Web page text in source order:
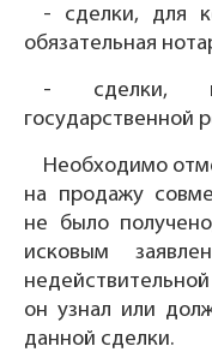
- сделки, для
обязательная
- сделки,
государственной
Необходимо
на продажу
не было
исковым
он узнал или
данной сделки.